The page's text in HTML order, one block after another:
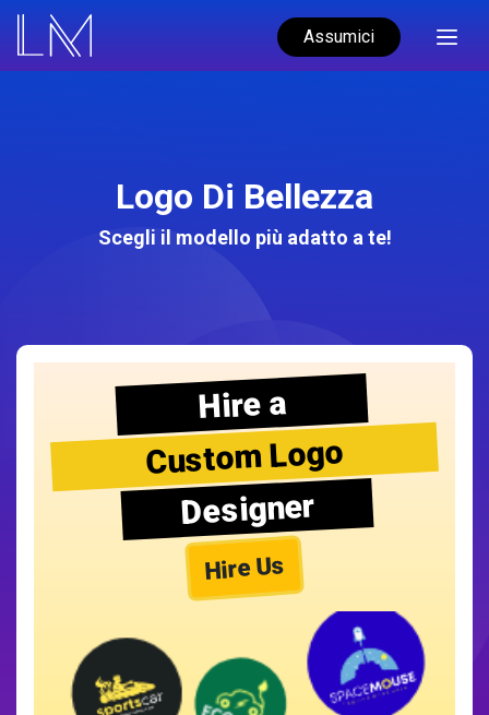
Assumici
Logo Di Bellezza
Scegli il modello più adatto a te!
Hire a
Custom Logo
Designer
Hire Us